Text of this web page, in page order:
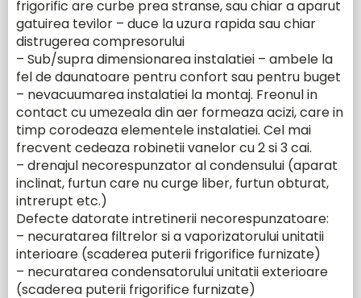
frigorific are curbe prea stranse, sau chiar a aparut
gatuirea tevilor – duce la uzura rapida sau chiar
distrugerea compresorului
– Sub/supra dimensionarea instalatiei – ambele la
fel de daunatoare pentru confort sau pentru buget
– nevacuumarea instalatiei la montaj. Freonul in
contact cu umezeala din aer formeaza acizi, care in
timp corodeaza elementele instalatiei. Cel mai
frecvent cedeaza robinetii vanelor cu 2 si 3 cai.
– drenajul necorespunzator al condensului (aparat
inclinat, furtun care nu curge liber, furtun obturat,
intrerupt etc.)
Defecte datorate intretinerii necorespunzatoare:
– necuratarea filtrelor si a vaporizatorului unitatii
interioare (scaderea puterii frigorifice furnizate)
– necuratarea condensatorului unitatii exterioare
(scaderea puterii frigorifice furnizate)